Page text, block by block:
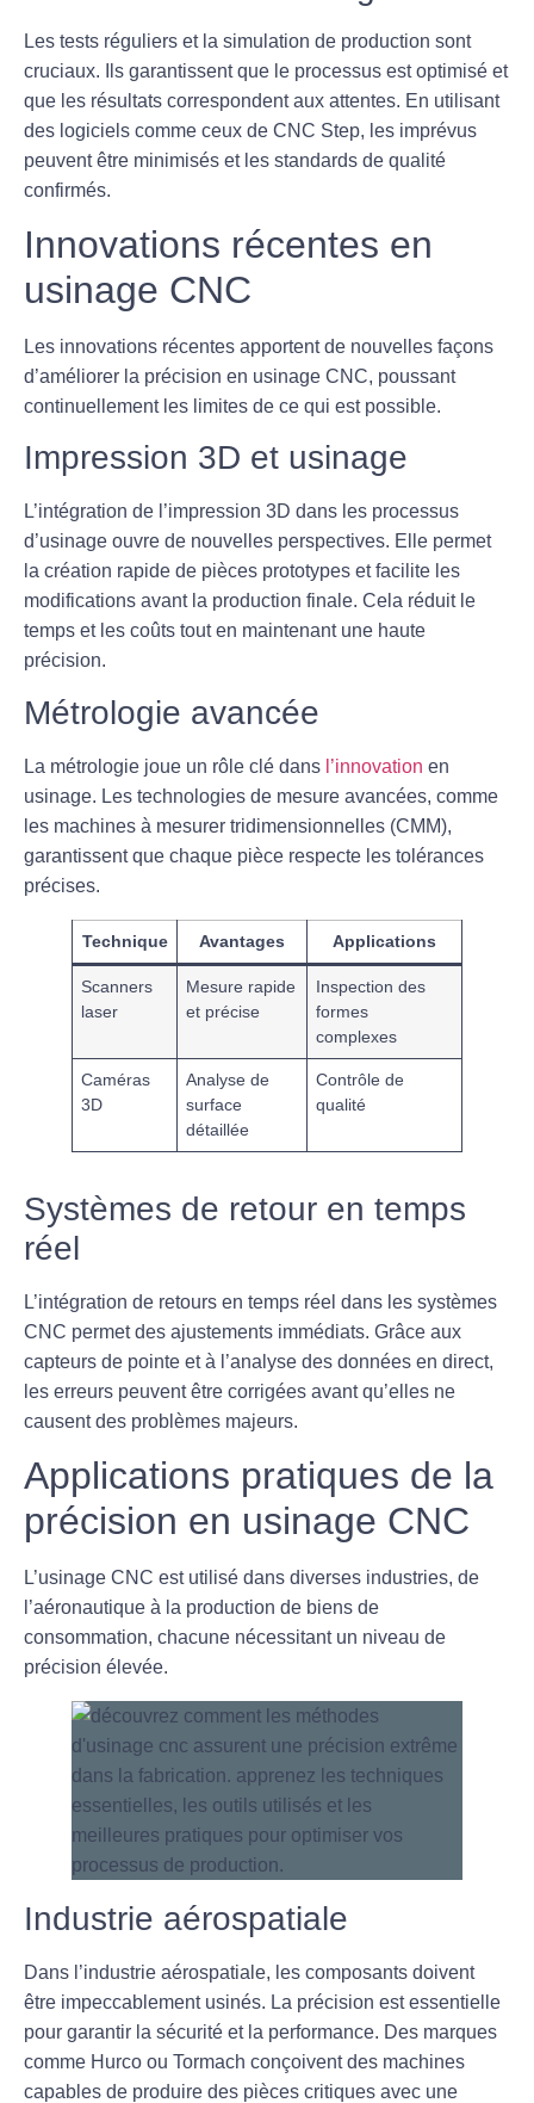
Les tests réguliers et la simulation de production sont
cruciaux. Ils garantissent que le processus est optimisé et
que les résultats correspondent aux attentes. En utilisant
des logiciels comme ceux de CNC Step, les imprévus
peuvent être minimisés et les standards de qualité
confirmés.
Innovations récentes en
usinage CNC
Les innovations récentes apportent de nouvelles façons
d’améliorer la précision en usinage CNC, poussant
continuellement les limites de ce qui est possible.
Impression 3D et usinage
L’intégration de l’impression 3D dans les processus
d’usinage ouvre de nouvelles perspectives. Elle permet
la création rapide de pièces prototypes et facilite les
modifications avant la production finale. Cela réduit le
temps et les coûts tout en maintenant une haute
précision.
Métrologie avancée
La métrologie joue un rôle clé dans l’innovation en
usinage. Les technologies de mesure avancées, comme
les machines à mesurer tridimensionnelles (CMM),
garantissent que chaque pièce respecte les tolérances
précises.
Technique Avantages Applications
Scanners
laser
Mesure rapide
et précise
Inspection des
formes
complexes
Caméras
3D
Analyse de
surface
détaillée
Contrôle de
qualité
Systèmes de retour en temps
réel
L’intégration de retours en temps réel dans les systèmes
CNC permet des ajustements immédiats. Grâce aux
capteurs de pointe et à l’analyse des données en direct,
les erreurs peuvent être corrigées avant qu’elles ne
causent des problèmes majeurs.
Applications pratiques de la
précision en usinage CNC
L’usinage CNC est utilisé dans diverses industries, de
l’aéronautique à la production de biens de
consommation, chacune nécessitant un niveau de
précision élevée.
Industrie aérospatiale
Dans l’industrie aérospatiale, les composants doivent
être impeccablementusinés. La précision est essentielle
pour garantir la sécurité et la performance. Des marques
comme Hurco ou Tormach conçoivent des machines
capables de produire des pièces critiques avec une